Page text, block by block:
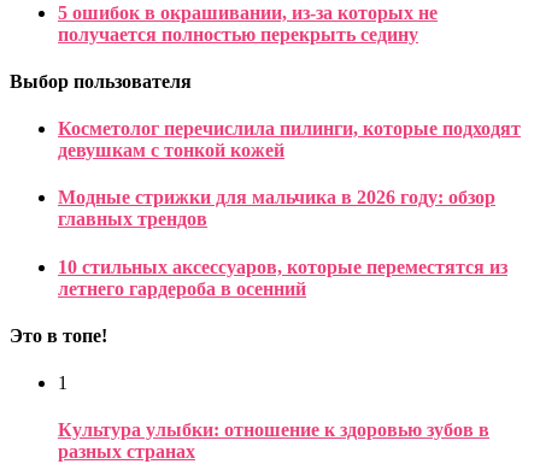
5 ошибок в окрашивании, из-за которых не
получается полностью перекрыть седину
Выбор пользователя
Косметолог перечислила пилинги, которые подходят
девушкам с тонкой кожей
Модные стрижки для мальчика в 2026 году: обзор
главных трендов
10 стильных аксессуаров, которые переместятся из
летнего гардероба в осенний
Это в топе!
1
Культура улыбки: отношение к здоровью зубов в
разных странах